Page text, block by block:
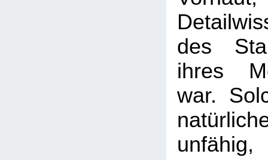
des
ihres
war.
unfähig,